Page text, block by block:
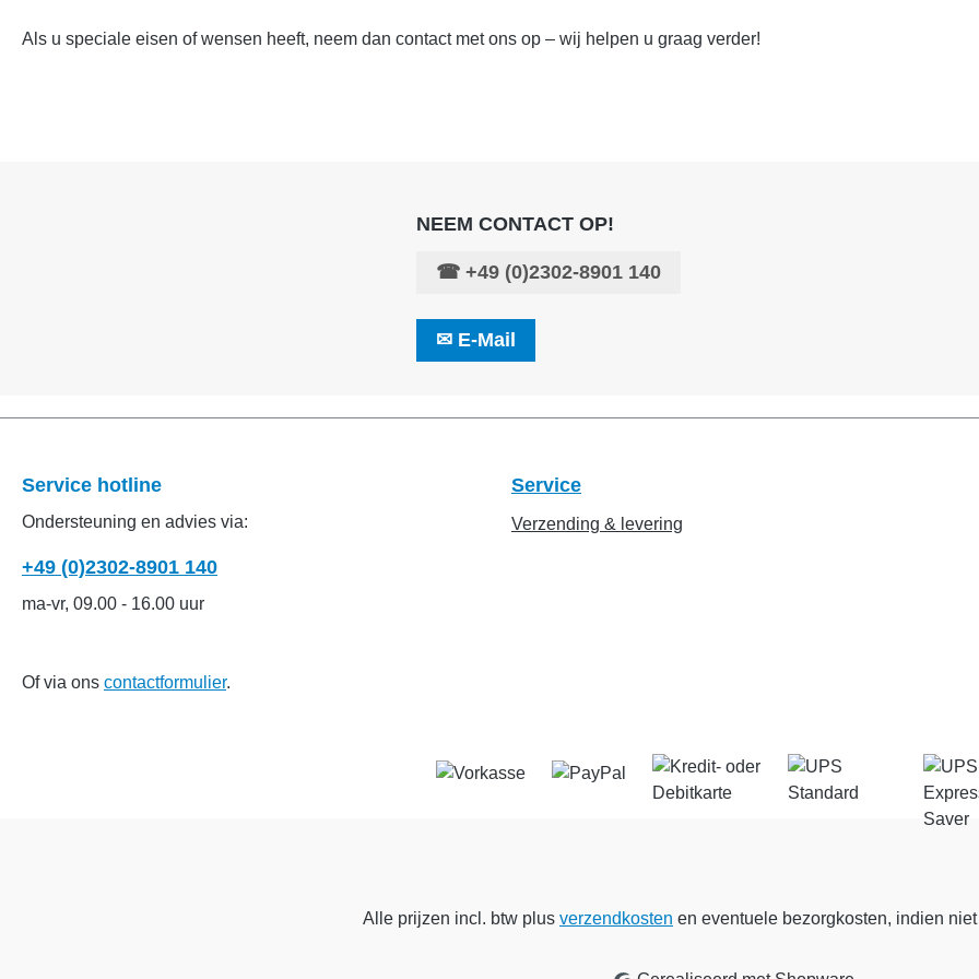
Als u speciale eisen of wensen heeft, neem dan contact met ons op – wij helpen u graag verder!
NEEM CONTACT OP!
☎ +49 (0)2302-8901 140
✉ E-Mail
Service hotline
Ondersteuning en advies via:
+49 (0)2302-8901 140
ma-vr, 09.00 - 16.00 uur
Of via ons contactformulier.
Service
Verzending & levering
Alle prijzen incl. btw plus verzendkosten en eventuele bezorgkosten, indien